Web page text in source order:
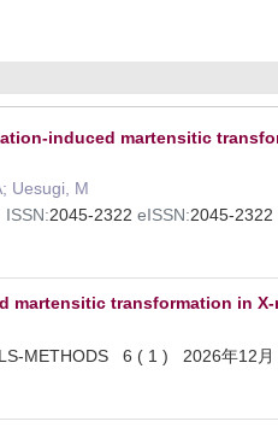
induced martensitic
Uesugi, M
ISSN:2045-2322 eISSN:2045-2322
martensitic transformation in
METHODS 6 ( 1 ) 2026年12